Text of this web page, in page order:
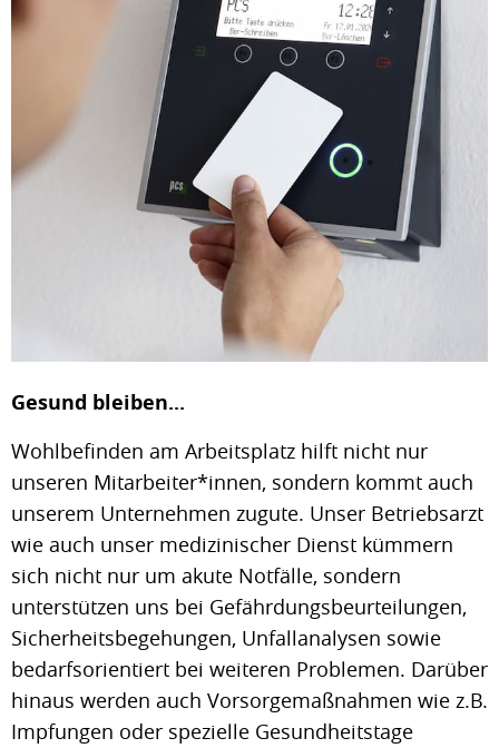
Gesund bleiben...
Wohlbefinden am Arbeitsplatz hilft nicht nur
unseren Mitarbeiter*innen, sondern kommt auch
unserem Unternehmen zugute. Unser Betriebsarzt
wie auch unser medizinischer Dienst kümmern
sich nicht nur um akute Notfälle, sondern
unterstützen uns bei Gefährdungsbeurteilungen,
Sicherheitsbegehungen, Unfallanalysen sowie
bedarfsorientiert bei weiteren Problemen. Darüber
hinaus werden auch Vorsorgemaßnahmen wie z.B.
Impfungen oder spezielle Gesundheitstage